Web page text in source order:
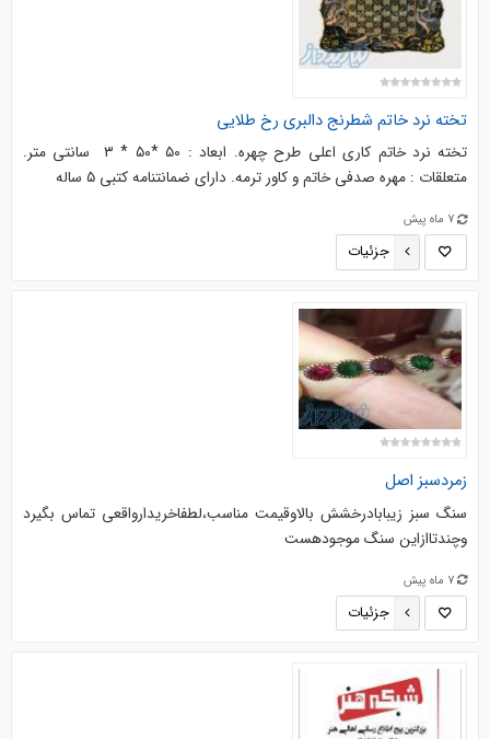
تخته نرد خاتم شطرنج دالبری رخ طلایی
تخته نرد خاتم کاری اعلی طرح چهره. ابعاد : ۵۰ *۵۰ * ۳ سانتی متر.
متعلقات : مهره صدفی خاتم و کاور ترمه. دارای ضمانتنامه کتبی ۵ ساله
7 ماه پیش
جزئیات
زمردسبز اصل
سنگ سبز زیبابادرخشش بالاوقیمت مناسب،لطفاخریدارواقعی تماس بگیرد
وچندتاازاین سنگ موجودهست
7 ماه پیش
جزئیات